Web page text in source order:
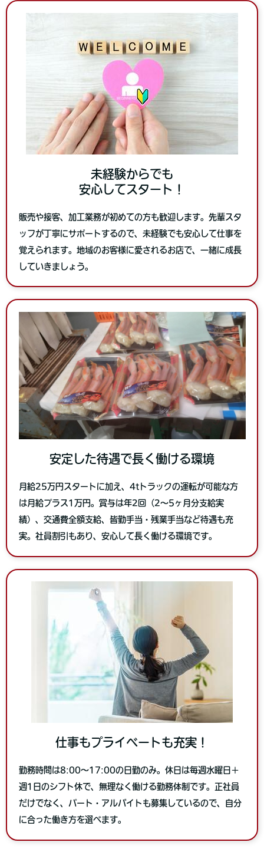
未経験からでも
安心してスタート！
販売や接客、加工業務が初めての方も歓迎します。先輩スタ
ッフが丁寧にサポートするので、未経験でも安心して仕事を
覚えられます。地域のお客様に愛されるお店で、一緒に成長
していきましょう。
安定した待遇で長く働ける環境
月給25万円スタートに加え、4tトラックの運転が可能な方
は月給プラス1万円。賞与は年2回（2～5ヶ月分支給実
績）、交通費全額支給、皆勤手当・残業手当など待遇も充
実。社員割引もあり、安心して長く働ける環境です。
仕事もプライベートも充実！
勤務時間は8:00～17:00の日勤のみ。休日は毎週水曜日＋
週1日のシフト休で、無理なく働ける勤務体制です。正社員
だけでなく、パート・アルバイトも募集しているので、自分
に合った働き方を選べます。